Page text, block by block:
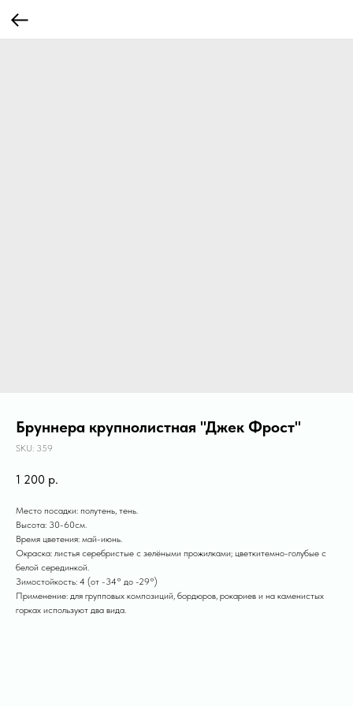
Бруннера крупнолистная "Джек Фрост"
SKU: 359
1 200 р.
Место посадки: полутень, тень.
Высота: 30-60см.
Время цветения: май-июнь.
Окраска: листья серебристые с зелёными прожилками; цветкитемно-голубые с
белой серединкой.
Зимостойкость: 4 (от -34° до -29°)
Применение: для групповых композиций, бордюров, рокариев и на каменистых
горках используют два вида.